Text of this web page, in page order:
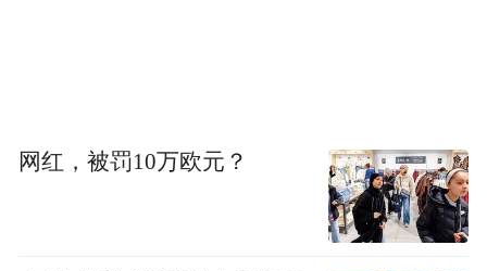
网红，被罚10万欧元？